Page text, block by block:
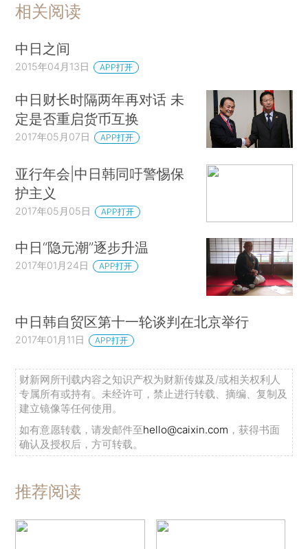
相关阅读
中日之间
2015年04月13日 APP打开
中日财长时隔两年再对话 未
定是否重启货币互换
2017年05月07日 APP打开
亚行年会|中日韩同吁警惕保
护主义
2017年05月05日 APP打开
中日“隐元潮”逐步升温
2017年01月24日 APP打开
中日韩自贸区第十一轮谈判在北京举行
2017年01月11日 APP打开
财新网所刊载内容之知识产权为财新传媒及/或相关权利人
专属所有或持有。未经许可，禁止进行转载、摘编、复制及
建立镜像等任何使用。
如有意愿转载，请发邮件至hello@caixin.com ，获得书面
确认及授权后，方可转载。
推荐阅读